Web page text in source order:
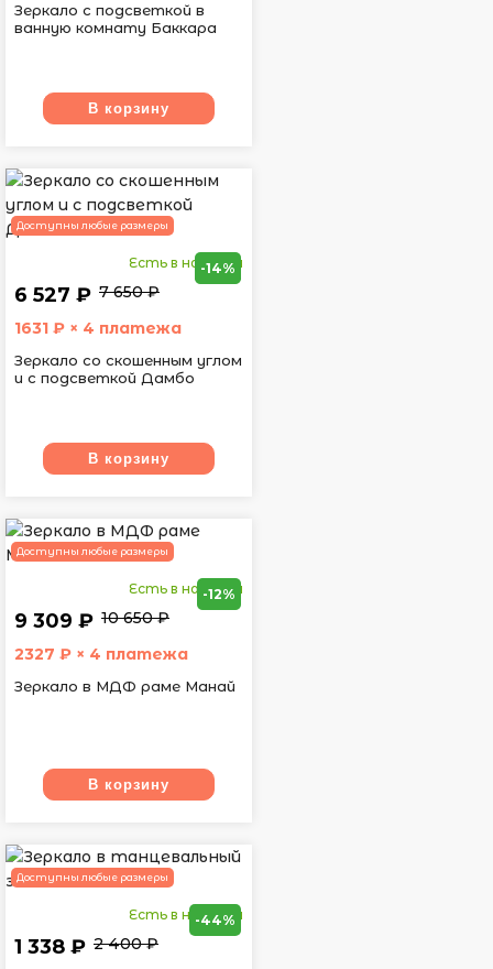
Зеркало с подсветкой в
ванную комнату Баккара
В корзину
Доступны любые размеры
Есть в наличии
6 527 ₽ 7 650 ₽
-14%
1631 ₽ × 4 платежа
Зеркало со скошенным углом
и с подсветкой Дамбо
В корзину
Доступны любые размеры
Есть в наличии
9 309 ₽ 10 650 ₽
-12%
2327 ₽ × 4 платежа
Зеркало в МДФ раме Манай
В корзину
Доступны любые размеры
Есть в наличии
1 338 ₽ 2 400 ₽
-44%